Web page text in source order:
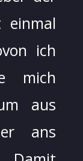
einmal
ich
mich
aus
ans